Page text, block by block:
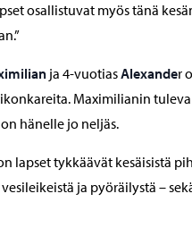
osallistuvat myös tänä
ja 4-vuotiasAlexander
Maximilianin
hänelle jo neljäs.
lapset tykkäävät kesäisistä
ja pyöräilystä –